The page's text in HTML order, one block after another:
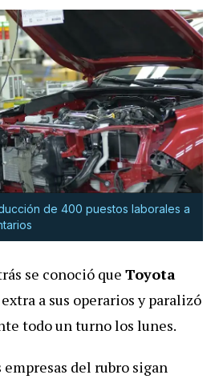
de 400 puestos laborales a
se conoció que Toyota
extra a sus operarios y paralizó
todo un turno los lunes.
empresas del rubro sigan